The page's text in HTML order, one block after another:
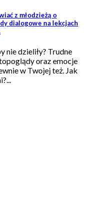
z młodzieżą o
dialogowe na lekcjach
nie dzieliły? Trudne
oraz emocje
w Twojej też. Jak